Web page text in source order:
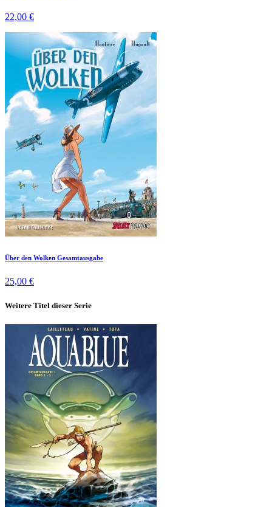
22,00 €
Über den Wolken Gesamtausgabe
25,00 €
Weitere Titel dieser Serie